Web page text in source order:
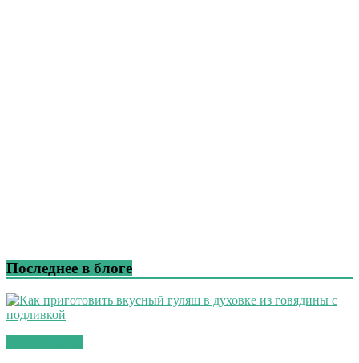
Последнее в блоге